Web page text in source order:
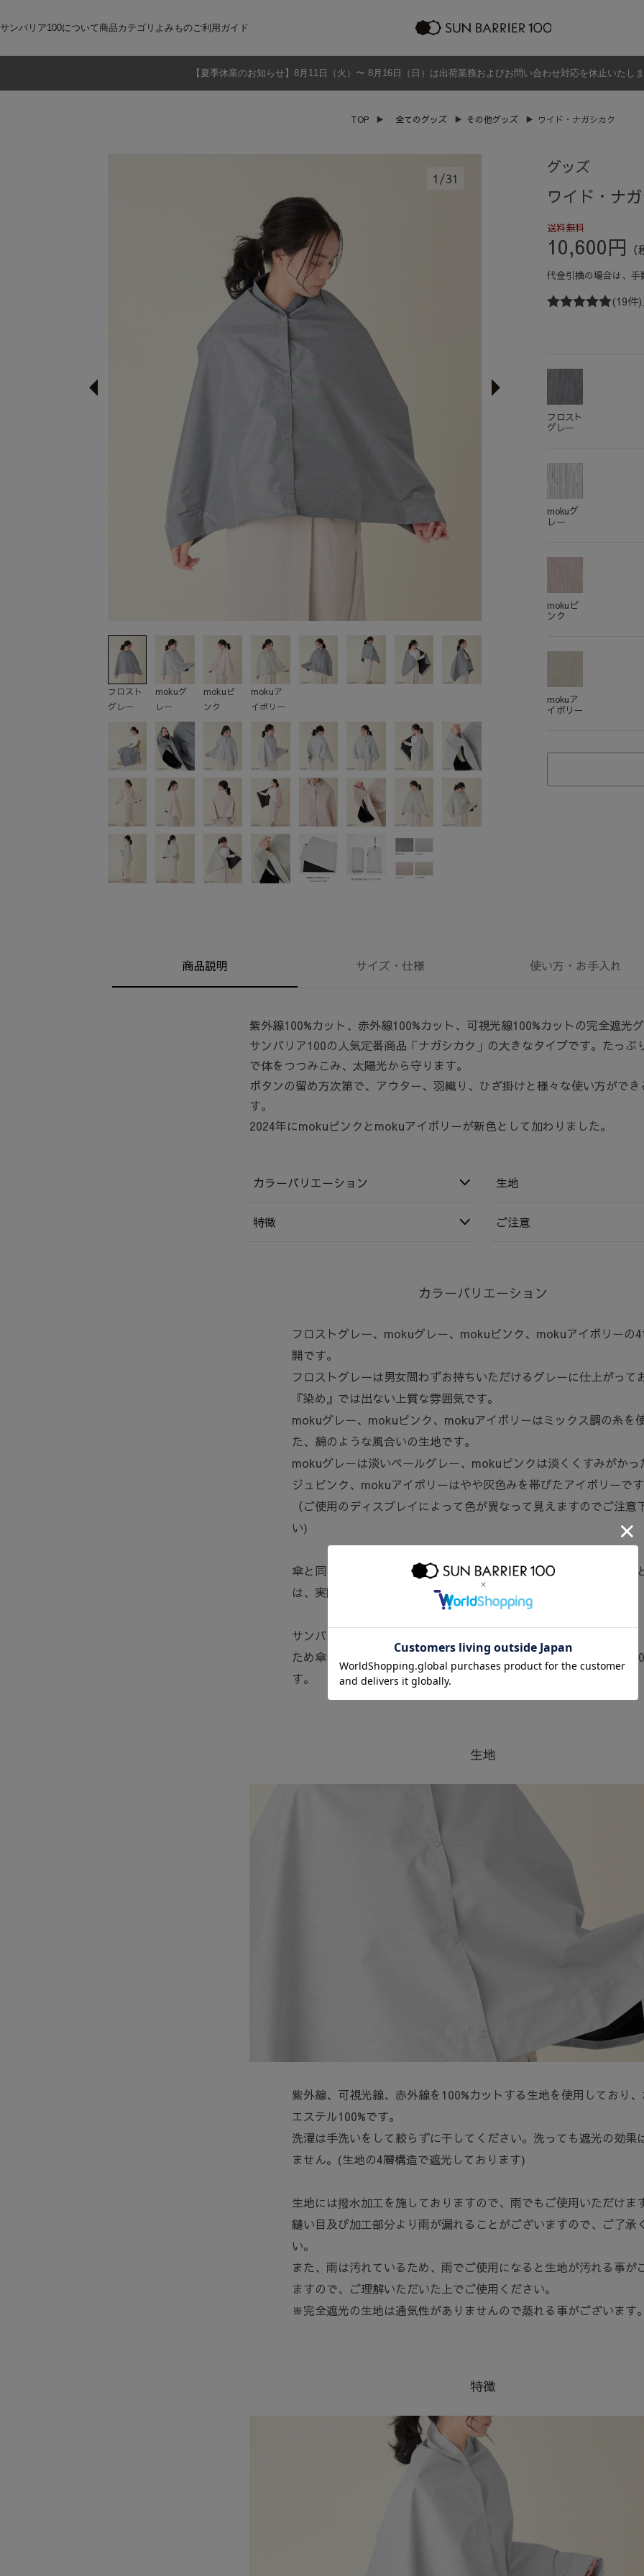
サンバリア100について商品カテゴリ
グッズ
よみものご利用ガイド
【夏季休業のお知らせ】8月11日（火）〜 8月16日（日）は出荷業務およびお問い合わせ対応を休止いたし
TOP ▶ 全てのグッズ ▶ その他グッズ ▶ ワイド・ナガシカク
1 /31
フロスト
グレー
mokuグ
レー
mokuピ
ンク
mokuア
イボリー
グッズ
ワイド・ナ
送料無料
10,600円
代金引換の場合は、手
(19件)
フロスト
グレー
mokuグ
レー
mokuピ
ンク
mokuア
イボリー
商品説明 サイズ・ 仕様 使い方・ お手入れ
紫外線100%カット、赤外線100%カット、可視光線100%カットの完全遮光グ
サンバリア100の人気定番商品「ナガシカク」の大きなタイプです。たっぷ
で体をつつみこみ、太陽光から守ります。
ボタンの留め方次第で、アウター、羽織り、ひざ掛けと様々な使い方がで
す。
2024年にmokuピンクとmokuアイボリーが新色として加わりました。
カラーバリエーション 生地
特徴 ご注意
カラーバリエーション
フロストグレー、mokuグレー、mokuピンク、mokuアイボリーの4
開です。
フロストグレーは男女問わずお持ちいただけるグレーに仕上がってお
『染め』では出ない上質な雰囲気です。
mokuグレー、mokuピンク、mokuアイボリーはミックス調の糸を
た、綿のような風合いの生地です。
mokuグレーは淡いペールグレー、mokuピンクは淡くくすみがかっ
ジュピンク、mokuアイボリーはやや灰色みを帯びたアイボリーです
（ご使用のディスプレイによって色が異なって見えますのでご注意
い)
傘と同じ生地を使っていますので、傘と同色です。強い日差しのも
は、実際の色より白くみえます。
サンバリア100は4層構造の生地自体が太陽光を100%カットします
ため傘の色で遮光率が異なることはございません。全色、遮光率
す。
生地
紫外線、可視光線、赤外線を100%カットする生地を使用しており、
エステル100%です。
洗濯は手洗いをして絞らずに干してください。洗っても遮光の効果
ません。(生地の4層構造で遮光しております)
生地には撥水加工を施しておりますので、雨でもご使用いただけます
縫い目及び加工部分より雨が漏れることがございますので、ご了承
い。
また、雨は汚れているため、雨でご使用になると生地が汚れる事が
ますので、ご理解いただいた上でご使用ください。
※完全遮光の生地は通気性がありませんので蒸れる事がございます。
特徴